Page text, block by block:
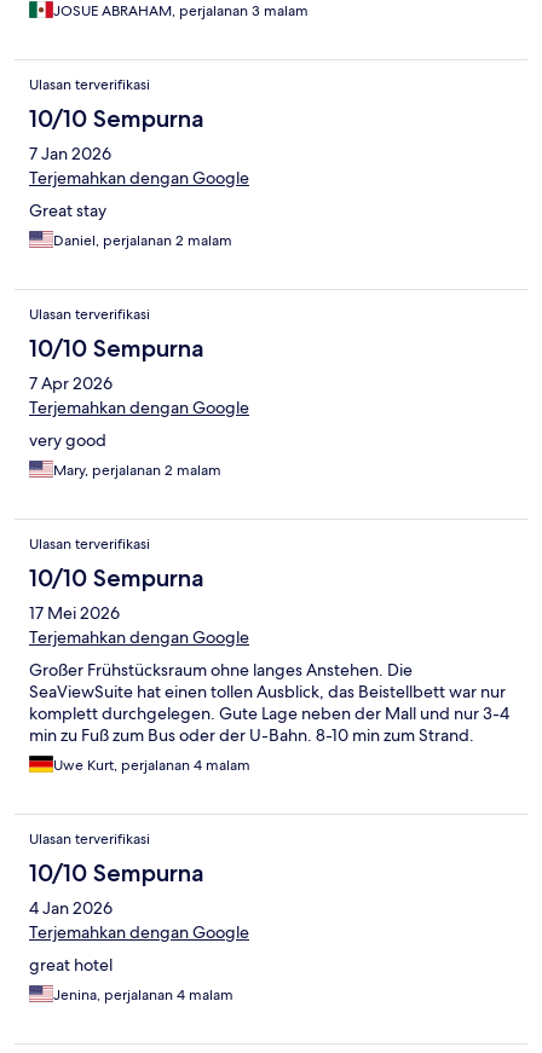
JOSUE ABRAHAM, perjalanan 3 malam
Ulasan terverifikasi
10/10 Sempurna
7 Jan 2026
Terjemahkan dengan Google
Great stay
Daniel, perjalanan 2 malam
Ulasan terverifikasi
10/10 Sempurna
7 Apr 2026
Terjemahkan dengan Google
very good
Mary, perjalanan 2 malam
Ulasan terverifikasi
10/10 Sempurna
17 Mei 2026
Terjemahkan dengan Google
Großer Frühstücksraum ohne langes Anstehen. Die
SeaViewSuite hat einen tollen Ausblick, das Beistellbett war nur
komplett durchgelegen. Gute Lage neben der Mall und nur 3-4
min zu Fuß zum Bus oder der U-Bahn. 8-10 min zum Strand.
Uwe Kurt, perjalanan 4 malam
Ulasan terverifikasi
10/10 Sempurna
4 Jan 2026
Terjemahkan dengan Google
great hotel
Jenina, perjalanan 4 malam